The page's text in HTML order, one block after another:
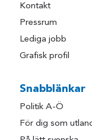
Kontakt
Pressrum
Lediga jobb
Grafisk profil
Snabblänkar
Politik A-Ö
För dig som